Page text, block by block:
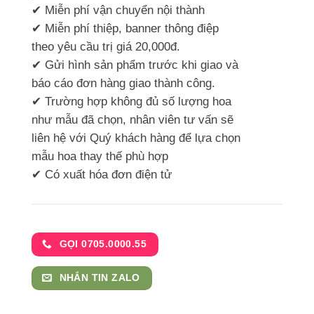
✔ Miễn phí vận chuyển nội thành
✔ Miễn phí thiệp, banner thông điệp
theo yêu cầu trị giá 20,000đ.
✔ Gửi hình sản phẩm trước khi giao và
báo cáo đơn hàng giao thành công.
✔ Trường hợp không đủ số lượng hoa
như mẫu đã chọn, nhân viên tư vấn sẽ
liên hệ với Quý khách hàng để lựa chọn
mẫu hoa thay thế phù hợp
✔ Có xuất hóa đơn điện tử
GỌI 0705.0000.55
NHẮN TIN ZALO